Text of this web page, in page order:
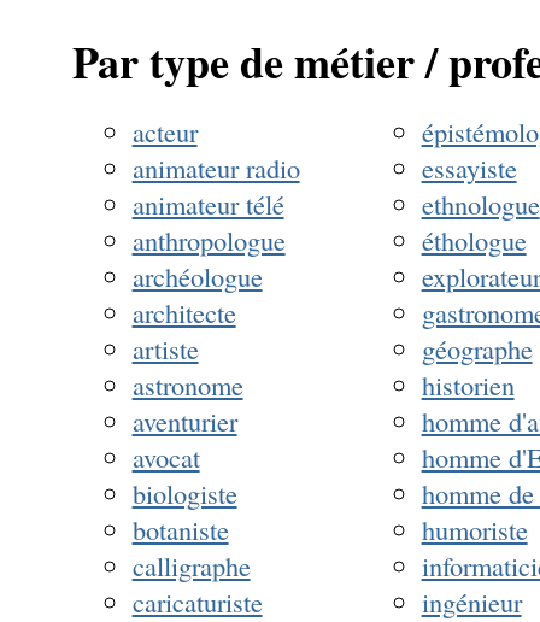
Par type de métier /
acteur
animateur radio
animateur télé
anthropologue
archéologue
architecte
artiste
astronome
aventurier
avocat
biologiste
botaniste
calligraphe
caricaturiste
essayiste
ethnologue
éthologue
explorateur
géographe
historien
homme
homme
homme
humoriste
ingénieur